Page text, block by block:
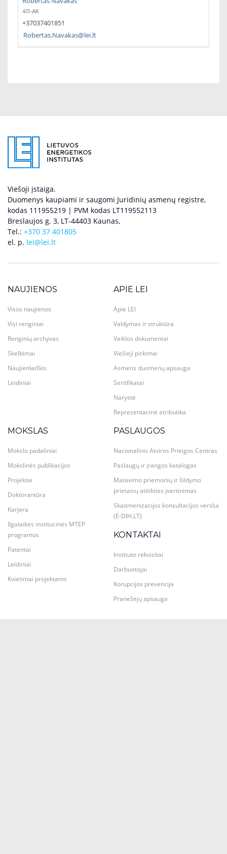
411-AK
+37037401851
Robertas.Navakas@lei.lt
Viešoji įstaiga.
Duomenys kaupiami ir saugomi Juridinių asmenų registre,
kodas 111955219 | PVM kodas LT119552113
Breslaujos g. 3, LT-44403 Kaunas,
Tel.: +370 37 401805
el. p. lei@lei.lt
NAUJIENOS
Visos naujienos
Visi renginiai
Renginių archyvas
Skelbimai
Naujienlaiškis
Leidiniai
APIE LEI
Apie LEI
Valdymas ir struktūra
Veiklos dokumentai
Viešieji pirkimai
Asmens duomenų apsauga
Sertifikatai
Narystė
Reprezentacinė atributika
MOKSLAS
Mokslo padaliniai
Mokslinės publikacijos
Projektai
Doktorantūra
Karjera
Ilgalaikės institucinės MTEP
programos
Patentai
Leidiniai
Kvietimai projektams
PASLAUGOS
Nacionalinis Atviros Prieigos Centras
Paslaugų ir įrangos katalogas
Matavimo priemonių ir šildymo
prietaisų atitikties įvertinimas
Skaitmenizacijos konsultacijos verslui
(E-DIH.LT)
KONTAKTAI
Instituto rekvizitai
Darbuotojai
Korupcijos prevencija
Pranešėjų apsauga